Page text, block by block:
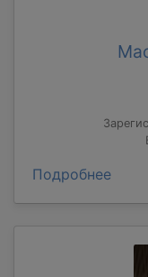
Подробнее